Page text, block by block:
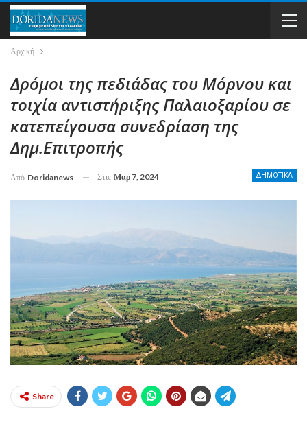
Αρχική
Δρόμοι της πεδιάδας του Μόρνου και
τοιχία αντιστήριξης Παλαιοξαρίου σε
κατεπείγουσα συνεδρίαση της
Δημ.Επιτροπής
ΔΗΜΟΤΙΚΑ
Από Doridanews Στις Μαρ 7, 2024
Share